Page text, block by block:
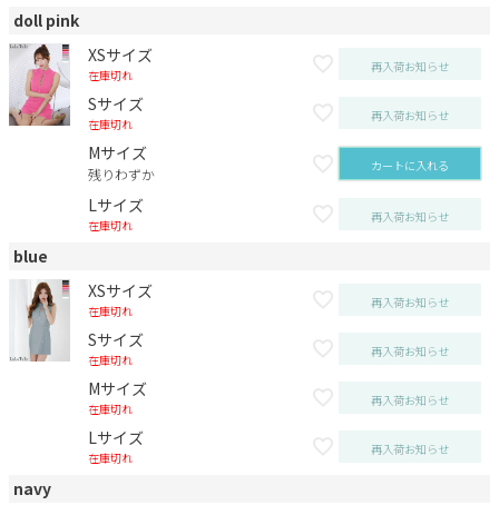
doll pink
XSサイズ
在庫切れ
再入荷お知らせ
Sサイズ
在庫切れ
再入荷お知らせ
Mサイズ
残りわずか カートに入れる
Lサイズ
在庫切れ
再入荷お知らせ
blue
XSサイズ
在庫切れ
再入荷お知らせ
Sサイズ
在庫切れ
再入荷お知らせ
Mサイズ
在庫切れ
再入荷お知らせ
Lサイズ
在庫切れ
再入荷お知らせ
navy